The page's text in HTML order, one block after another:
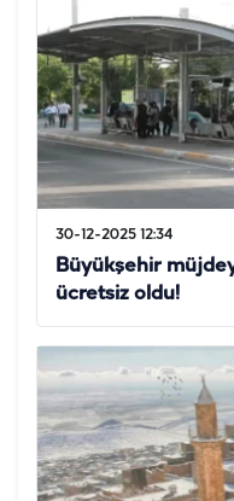
30-12-2025 12:34
Büyükşehir
ücretsiz oldu!